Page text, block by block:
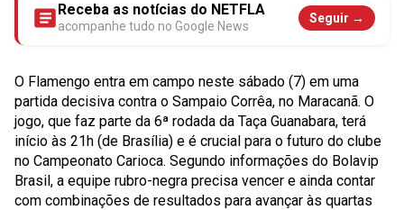
Receba as notícias do NETFLA
acompanhe tudo no Google News
Seguir →
O Flamengo entra em campo neste sábado (7) em uma
partida decisiva contra o Sampaio Corrêa, no Maracanã. O
jogo, que faz parte da 6ª rodada da Taça Guanabara, terá
início às 21h (de Brasília) e é crucial para o futuro do clube
no Campeonato Carioca. Segundo informações do Bolavip
Brasil, a equipe rubro-negra precisa vencer e ainda contar
com combinações de resultados para avançar às quartas